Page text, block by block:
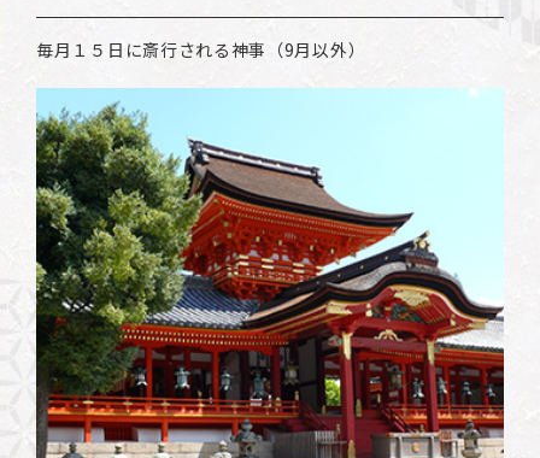
毎月１５日に斎行される神事（9月以外）